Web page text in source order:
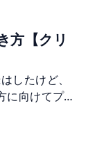
営業担
レコーデ
。
方【クリ
したけど、
に向けてプ